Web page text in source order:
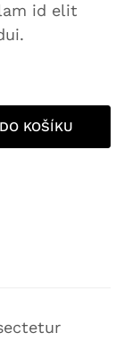
id elit
KOŠÍKU